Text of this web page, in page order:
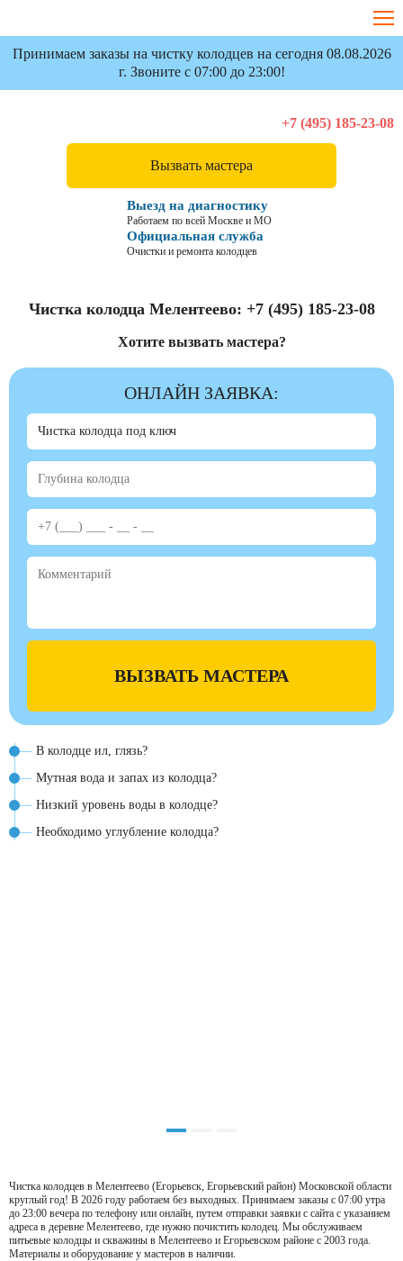
Принимаем заказы на чистку колодцев на сегодня 08.08.2026
г. Звоните с 07:00 до 23:00!
Вызвать мастера
Выезд на диагностику
Работаем по всей Москве и МО
Официальная служба
Очистки и ремонта колодцев
+7 (495) 185-23-08
Чистка колодца Мелентеево: +7 (495) 185-23-08
Хотите вызвать мастера?
ОНЛАЙН ЗАЯВКА:
ВЫЗВАТЬ МАСТЕРА
В колодце ил, глязь?
Мутная вода и запах из колодца?
Низкий уровень воды в колодце?
Необходимо углубление колодца?
Чистка колодцев в Мелентеево (Егорьевск, Егорьевский район) Московской области
круглый год! В 2026 году работаем без выходных. Принимаем заказы с 07:00 утра
до 23:00 вечера по телефону или онлайн, путем отправки заявки с сайта с указанием
адреса в деревне Мелентеево, где нужно почистить колодец. Мы обслуживаем
питьевые колодцы и скважины в Мелентеево и Егорьевском районе с 2003 года.
Материалы и оборудование у мастеров в наличии.